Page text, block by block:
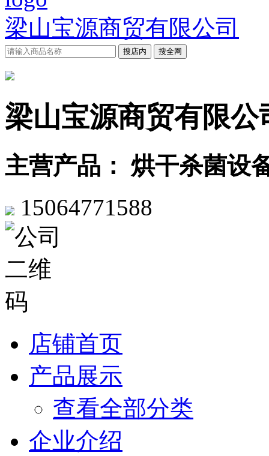
梁山宝源商贸有限公司
搜店内 搜全网
梁山宝源商贸有限公
主营产品： 烘干杀菌设
15064771588
店铺首页
产品展示
查看全部分类
企业介绍